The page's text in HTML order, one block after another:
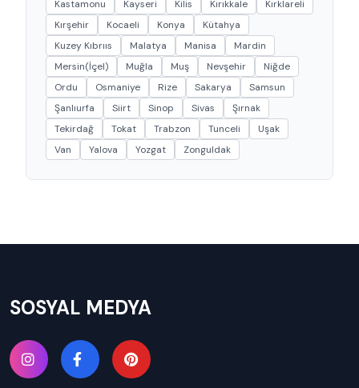
Kastamonu
Kayseri Kilis Kırıkkale
Kırklareli
Kırşehir
Kocaeli Konya
Kütahya
Kuzey Kıbrııs
Malatya Manisa
Mardin
Mersin(İçel)
Muğla Muş Nevşehir
Niğde
Ordu
Osmaniye Rize Sakarya
Samsun
Şanlıurfa
Siirt Sinop Sivas
Şırnak
Tekirdağ
Tokat Trabzon Tunceli
Uşak
Van
Yalova Yozgat Zonguldak
SOSYAL MEDYA